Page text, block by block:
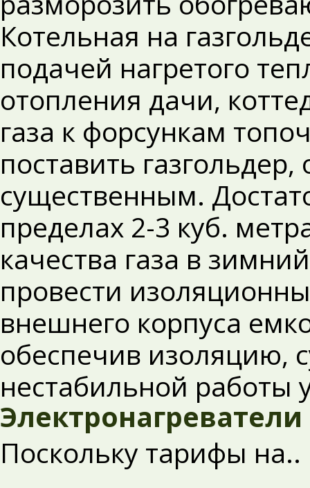
Котельная на
подачей нагретого
отопления дачи,
газа к форсункам
поставить
существенным.
пределах 2-3 куб.
качества газа в
провести
внешнего корпуса
обеспечив изоляцию,
нестабильной работы
Электронагреватели
Поскольку тарифы на..